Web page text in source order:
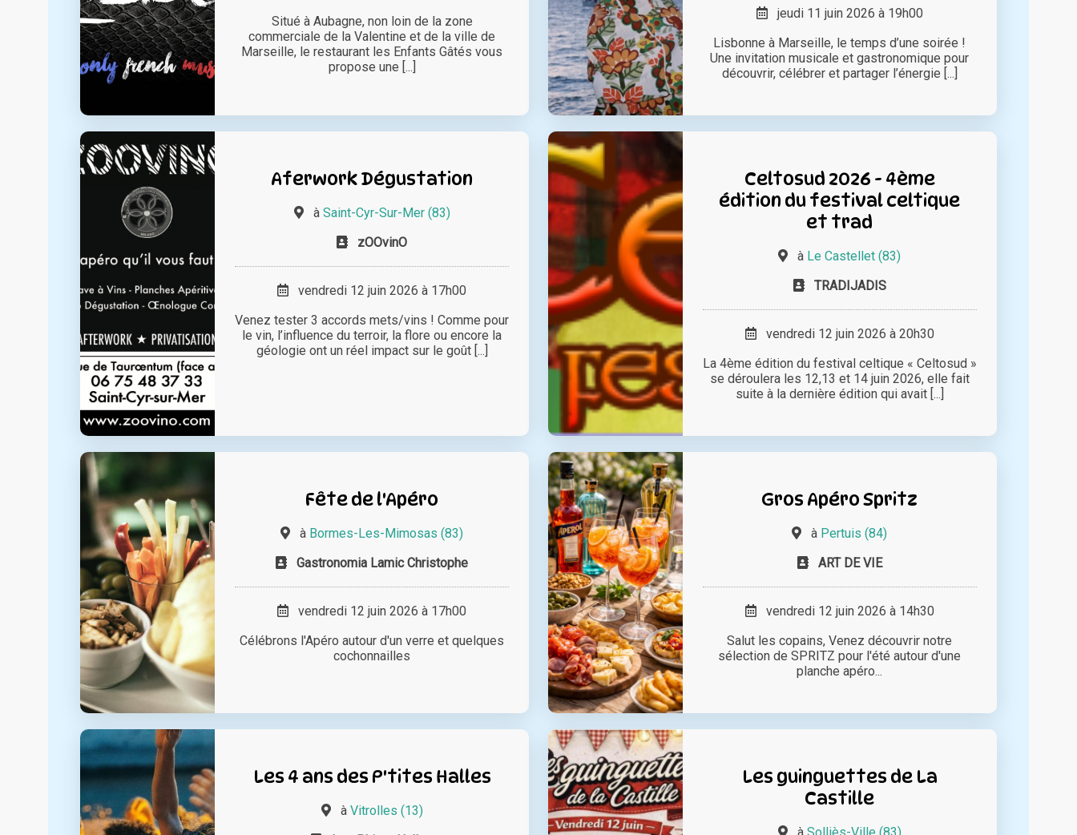
Situé à Aubagne, non loin de la zone
commerciale de la Valentine et de la ville de
Marseille, le restaurant les Enfants Gâtés vous
propose une [...]
jeudi 11 juin 2026 à 19h00
Lisbonne à Marseille, le temps d’une soirée !
Une invitation musicale et gastronomique pour
découvrir, célébrer et partager l’énergie [...]
Aferwork Dégustation
à Saint-Cyr-Sur-Mer (83)
zOOvinO
vendredi 12 juin 2026 à 17h00
Venez tester 3 accords mets/vins ! Comme pour
le vin, l’influence du terroir, la flore ou encore la
géologie ont un réel impact sur le goût [...]
Celtosud 2026 - 4ème
édition du festival celtique
et trad
à Le Castellet (83)
TRADIJADIS
vendredi 12 juin 2026 à 20h30
La 4ème édition du festival celtique « Celtosud »
se déroulera les 12,13 et 14 juin 2026, elle fait
suite à la dernière édition qui avait [...]
Fête de l'Apéro
à Bormes-Les-Mimosas (83)
Gastronomia Lamic Christophe
vendredi 12 juin 2026 à 17h00
Célébrons l'Apéro autour d'un verre et quelques
cochonnailles
Gros Apéro Spritz
à Pertuis (84)
ART DE VIE
vendredi 12 juin 2026 à 14h30
Salut les copains, Venez découvrir notre
sélection de SPRITZ pour l'été autour d'une
planche apéro...
Les 4 ans des P'tites Halles
à Vitrolles (13)
Les guinguettes de La
Castille